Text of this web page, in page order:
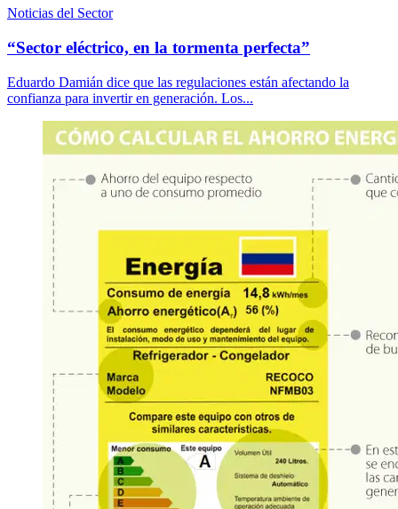
Noticias del Sector
“Sector eléctrico, en la tormenta perfecta”
Eduardo Damián dice que las regulaciones están afectando la
confianza para invertir en generación. Los...